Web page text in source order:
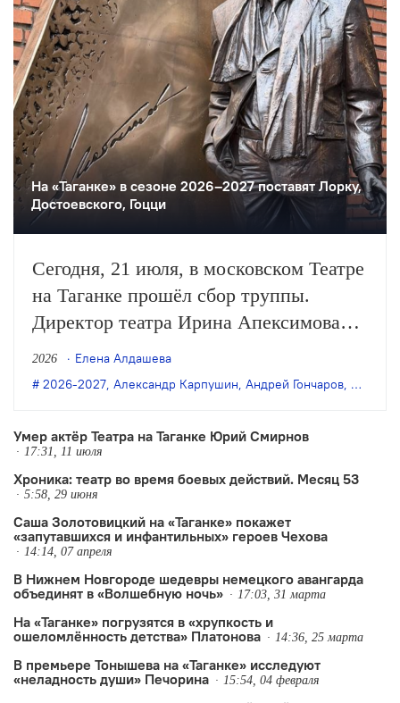
На «Таганке» в сезоне 2026–2027 поставят Лорку,
Достоевского, Гоцци
Сегодня, 21 июля, в московском Театре
на Таганке прошёл сбор труппы.
Директор театра Ирина Апексимова
рассказала о планах на 63-й сезон, в
числе которых — новая работа Андрея
основе советской и американской
киноклассики и премьера с…
2026
Елена Алдашева
2026-2027 Александр Карпушин Андрей Гончаров дарья
Умер актёр Театра на Таганке Юрий Смирнов
17:31, 11 июля
Хроника: театр во время боевых действий. Месяц 53
5:58, 29 июня
Саша Золотовицкий на «Таганке» покажет
«запутавшихся и инфантильных» героев Чехова
14:14, 07 апреля
В Нижнем Новгороде шедевры немецкого авангарда
объединят в «Волшебную ночь»
17:03, 31 марта
На «Таганке» погрузятся в «хрупкость и
ошеломлённость детства» Платонова
14:36, 25 марта
В премьере Тонышева на «Таганке» исследуют
«неладность души» Печорина
15:54, 04 февраля